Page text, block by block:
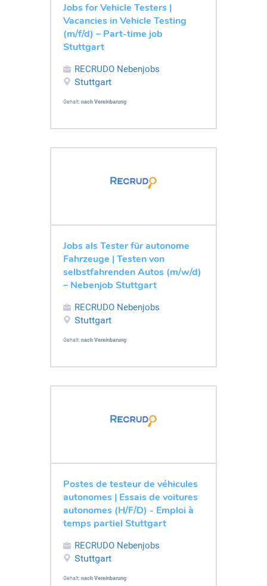
Jobs for Vehicle Testers |
Vacancies in Vehicle Testing
(m/f/d) – Part-time job
Stuttgart
RECRUDO Nebenjobs
Stuttgart
Gehalt: nach Vereinbarung
Jobs als Tester für autonome
Fahrzeuge | Testen von
selbstfahrenden Autos (m/w/d)
– Nebenjob Stuttgart
RECRUDO Nebenjobs
Stuttgart
Gehalt: nach Vereinbarung
Postes de testeur de véhicules
autonomes | Essais de voitures
autonomes (H/F/D) - Emploi à
temps partiel Stuttgart
RECRUDO Nebenjobs
Stuttgart
Gehalt: nach Vereinbarung